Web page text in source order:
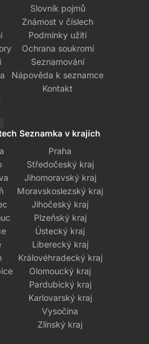
Slovník pojmů
Známost v číslech
Podmínky užití
Ochrana soukromí
Seznamování
Nápověda k seznamce
Kontakt
Seznamka v krajích
Praha
Středočeský kraj
Jihomoravský kraj
Moravskoslezský kraj
Jihočeský kraj
Plzeňský kraj
Ústecký kraj
Liberecký kraj
Královéhradecký kraj
Olomoucký kraj
Pardubický kraj
Karlovarský kraj
Vysočina
Zlínský kraj